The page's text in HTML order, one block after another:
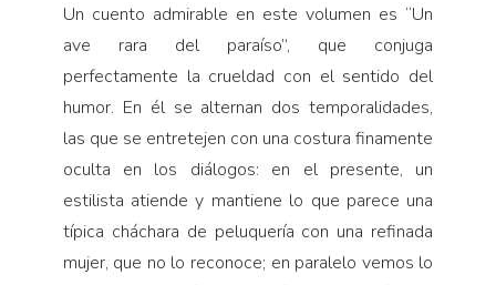
Un cuento admirable en este volumen es “Un
ave rara del paraíso”, que conjuga
perfectamente la crueldad con el sentido del
humor. En él se alternan dos temporalidades,
las que se entretejen con una costura finamente
oculta en los diálogos: en el presente, un
estilista atiende y mantiene lo que parece una
típica cháchara de peluquería con una refinada
mujer, que no lo reconoce; en paralelo vemos lo